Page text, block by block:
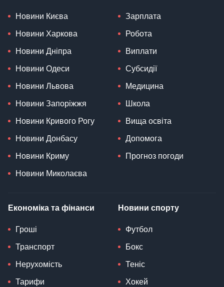
Новини Києва
Новини Харкова
Новини Дніпра
Новини Одеси
Новини Львова
Новини Запоріжжя
Новини Кривого Рогу
Новини Донбасу
Новини Криму
Новини Миколаєва
Зарплата
Робота
Виплати
Субсидії
Медицина
Школа
Вища освіта
Допомога
Прогноз погоди
Економіка та фінанси
Гроші
Транспорт
Нерухомість
Тарифи
Новини спорту
Футбол
Бокс
Теніс
Хокей